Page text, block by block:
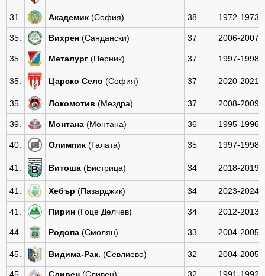
31. Академик (София) 38 1972-1973
35. Вихрен (Сандански) 37 2006-2007
35. Металург (Перник) 37 1997-1998
35. Царско Село (София) 37 2020-2021
35. Локомотив (Мездра) 37 2008-2009
39. Монтана (Монтана) 36 1995-1996
40. Олимпик (Галата) 35 1997-1998
41. Витоша (Бистрица) 34 2018-2019
41. Хебър (Пазарджик) 34 2023-2024
41. Пирин (Гоце Делчев) 34 2012-2013
44. Родопа (Смолян) 33 2004-2005
45. Видима-Рак. (Севлиево) 32 2004-2005